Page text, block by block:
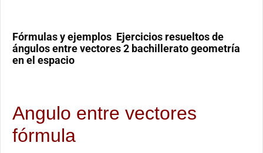
Fórmulas y ejemplos Ejercicios resueltos de
ángulos entre vectores 2 bachillerato geometría
en el espacio
Angulo entre vectores
fórmula